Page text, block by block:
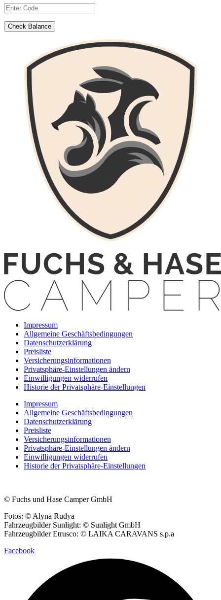
Impressum
Allgemeine Geschäftsbedingungen
Datenschutzerklärung
Preisliste
Versicherungsinformationen
Privatsphäre-Einstellungen ändern
Einwilligungen widerrufen
Historie der Privatsphäre-Einstellungen
Impressum
Allgemeine Geschäftsbedingungen
Datenschutzerklärung
Preisliste
Versicherungsinformationen
Privatsphäre-Einstellungen ändern
Einwilligungen widerrufen
Historie der Privatsphäre-Einstellungen
© Fuchs und Hase Camper GmbH
Fotos: © Alyna Rudya
Fahrzeugbilder Sunlight: © Sunlight GmbH
Fahrzeugbilder Etrusco: © LAIKA CARAVANS s.p.a
Facebook